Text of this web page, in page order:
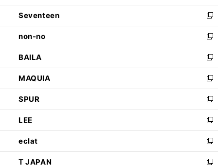
開
く
ウ
で
開
く
ン
ド
ウ
で
開
く
Seventeen
新
し
い
ウ
ィ
ン
ド
ウ
で
開
く
non-no
新
し
い
ウ
ィ
ン
ド
ウ
で
開
く
BAILA
新
し
い
ウ
ィ
ン
ド
ウ
で
開
く
MAQUIA
新
し
い
ウ
ィ
ン
ド
ウ
で
SPUR
新
し
い
ウ
ィ
ン
ド
LEE
新
し
い
ウ
ィ
eclat
新
し
い
T JAPAN
新